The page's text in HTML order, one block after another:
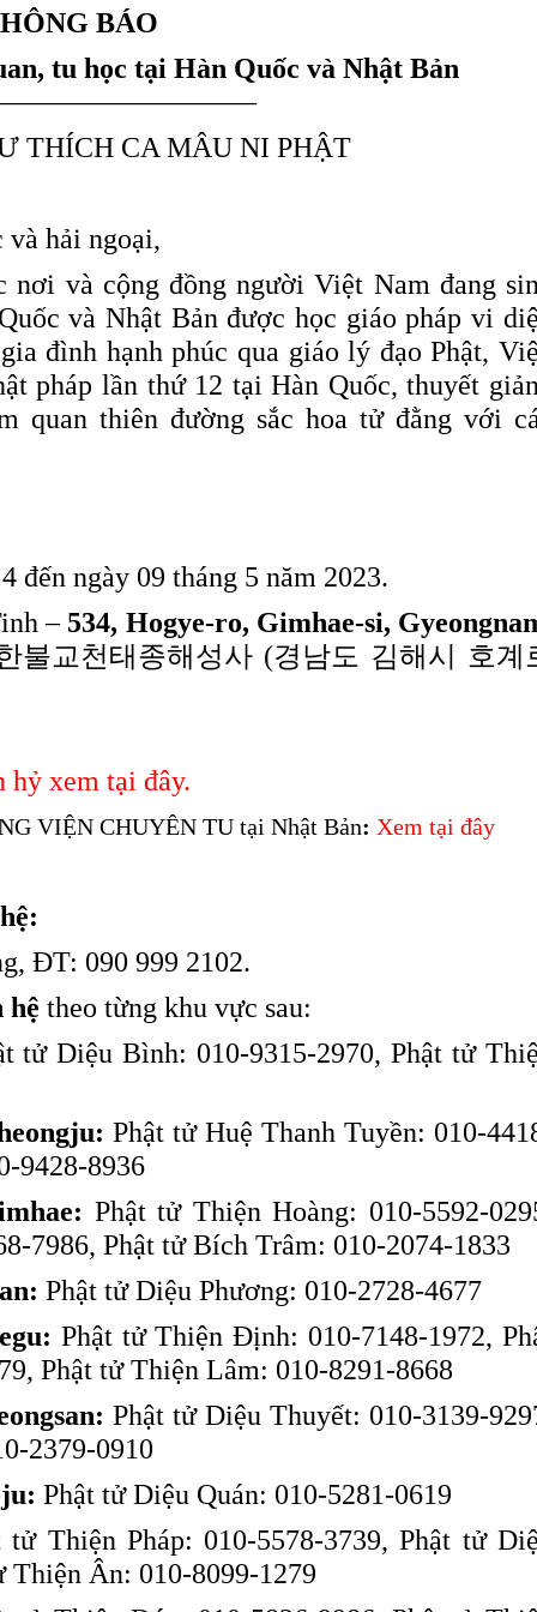
BÁO
tu học tại Hàn Quốc và Nhật Bản
THÍCH CA MÂU NI PHẬT
hải ngoại,
nơi và cộng đồng người Việt Nam đang
và Nhật Bản được học giáo pháp vi
đình hạnh phúc qua giáo lý đạo Phật,
pháp lần thứ 12 tại Hàn Quốc, thuyết
quan thiên đường sắc hoa tử đằng với
đến ngày 09 tháng 5 năm 2023.
– 534, Hogye-ro, Gimhae-si,
불교천태종해성사 (경남도 김해시 호계
hỷ xem tại đây.
VIỆN CHUYÊN TU tại Nhật Bản: Xem tại đây
hệ:
ĐT: 090 999 2102.
hệ theo từng khu vực sau:
tử Diệu Bình: 010-9315-2970, Phật tử
Phật tử Huệ Thanh Tuyền: 010-
9428-8936
Phật tử Thiện Hoàng: 010-5592-
7986, Phật tử Bích Trâm: 010-2074-1833
Phật tử Diệu Phương: 010-2728-4677
Phật tử Thiện Định: 010-7148-1972,
Phật tử Thiện Lâm: 010-8291-8668
Phật tử Diệu Thuyết: 010-3139-
2379-0910
Phật tử Diệu Quán: 010-5281-0619
Thiện Pháp: 010-5578-3739, Phật tử
Thiện Ân: 010-8099-1279